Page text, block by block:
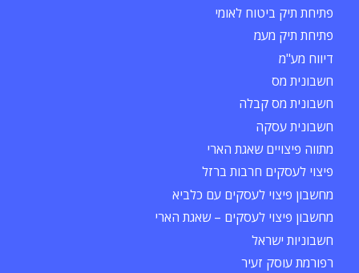
פתיחת תיק ביטוח לאומי
פתיחת תיק מעמ
דיווח מע"מ
חשבונית מס
חשבונית מס קבלה
חשבונית עסקה
מתווה פיצויים שאגת הארי
פיצוי לעסקים חרבות ברזל
מחשבון פיצוי לעסקים עם כלביא
מחשבון פיצוי לעסקים – שאגת הארי
חשבוניות ישראל
רפורמת עוסק זעיר